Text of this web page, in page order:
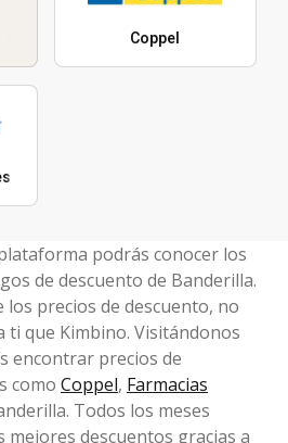
Coppel
podrás conocer los
de descuento de Banderilla.
los precios de descuento, no
ti que Kimbino. Visitándonos
encontrar precios de
como Coppel, Farmacias
Todos los meses
descuentos gracias a